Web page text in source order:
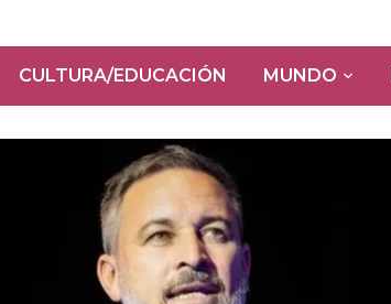
CULTURA/EDUCACIÓN MUNDO